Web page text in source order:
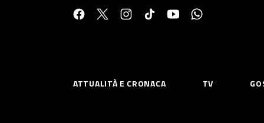
ATTUALITÀ E CRONACA TV